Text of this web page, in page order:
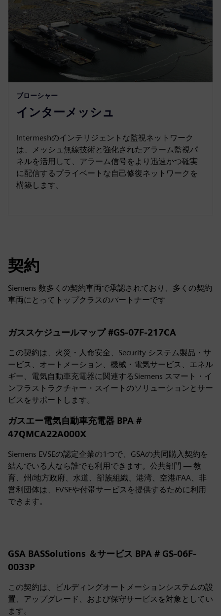
ブローシャー
インターメッシュ
Intermeshのインテリジェントな監視ネットワーク
は、メッシュ無線技術と強化されたアラーム監視パ
ネルを活用して、アラーム信号をより迅速かつ確実
に配信するプライベートな自己修復ネットワークを
構築します。
契約
Siemens 数多くの契約車両で承認されており、多くの契約
車両にとってトップクラスのパートナーです
ガススケジュールマップ #GS-07F-217CA
この契約は、火災・人命安全、Security システム製品・サ
ービス、オートメーション、機械・電気サービス、エネル
ギー、電気自動車充電器に関連するSiemens スマート・イ
ンフラストラクチャー・スイートのソリューションとサー
ビスをサポートします。
ガスエー電気自動車充電器 BPA #
47QMCA22A000X
Siemens EVSEの認定企業の1つで、GSAの共同購入契約を
結んでいる人なら誰でも利用できます。公共部門 — 教
育、州/地方政府、水道、部族組織、港湾、空港/FAA、非
営利団体は、EVSEや付帯サービスを提供するために利用
できます。
GSA BASSolutions ＆サービス BPA # GS-06F-
0033P
この契約は、ビルディングオートメーションシステムの設
置、アップグレード、および保守サービスを対象としてい
ます。